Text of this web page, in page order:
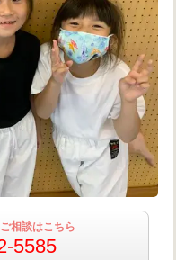
相談はこちら
5585